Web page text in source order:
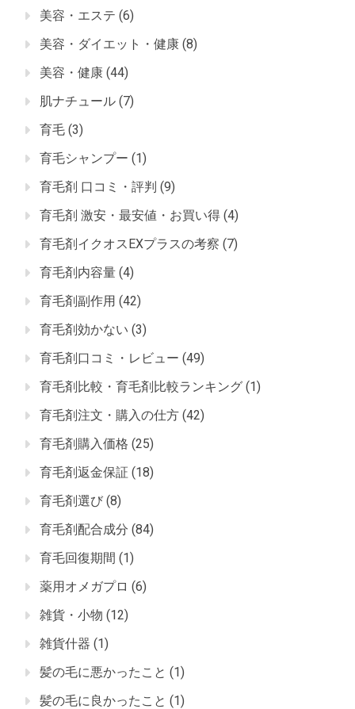
美容・エステ (6)
美容・ダイエット・健康 (8)
美容・健康 (44)
肌ナチュール (7)
育毛 (3)
育毛シャンプー (1)
育毛剤 口コミ・評判 (9)
育毛剤 激安・最安値・お買い得 (4)
育毛剤イクオスEXプラスの考察 (7)
育毛剤内容量 (4)
育毛剤副作用 (42)
育毛剤効かない (3)
育毛剤口コミ・レビュー (49)
育毛剤比較・育毛剤比較ランキング (1)
育毛剤注文・購入の仕方 (42)
育毛剤購入価格 (25)
育毛剤返金保証 (18)
育毛剤選び (8)
育毛剤配合成分 (84)
育毛回復期間 (1)
薬用オメガプロ (6)
雑貨・小物 (12)
雑貨什器 (1)
髪の毛に悪かったこと (1)
髪の毛に良かったこと (1)